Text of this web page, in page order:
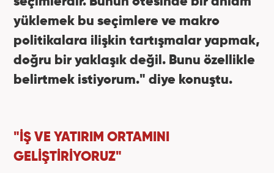
yüklemek bu seçimlere ve makro
politikalara ilişkin tartışmalar yapmak,
doğru bir yaklaşık değil. Bunu özellikle
belirtmek istiyorum." diye konuştu.
"İŞ VE YATIRIM ORTAMINI
GELİŞTİRİYORUZ"